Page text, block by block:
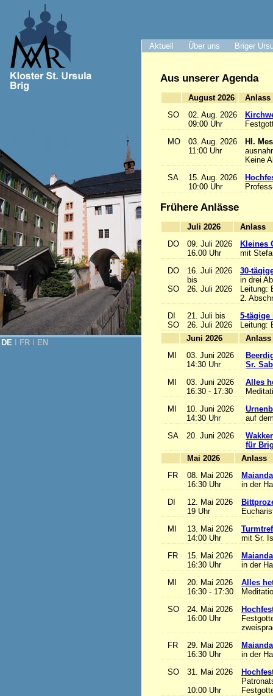
Aktuell Über uns Briger
DE FR EN
Aus unserer Agenda
August 2026
SO
02. Aug. 2026
09:00 Uhr
MO
03. Aug. 2026
11:00 Uhr
Hl.
Keine
SA
15. Aug. 2026
10:00 Uhr
Frühere Anlässe
Juli 2026
DO
09. Juli 2026
16.00 Uhr
Kleines
mit
DO
SO
16. Juli 2026
bis
26. Juli 2026
30-
in drei
Leitung:
2.
DI
SO
21. Juli bis
26. Juli 2026
5-
Leitung:
Juni 2026
MI
03. Juni 2026
14:30 Uhr
Sr.
MI
03. Juni 2026
16:30 - 17:30
Alles
MI
10. Juni 2026
14:30 Uhr
auf
SA
20. Juni 2026
für
Mai 2026
FR
08. Mai 2026
16:30 Uhr
in der
DI
12. Mai 2026
19 Uhr
MI
13. Mai 2026
14:00 Uhr
mit Sr.
FR
15. Mai 2026
16:30 Uhr
in der
MI
20. Mai 2026
16:30 - 17:30
Alles
SO
24. Mai 2026
16:00 Uhr
FR
29. Mai 2026
16:30 Uhr
in der
SO
31. Mai 2026
10:00 Uhr